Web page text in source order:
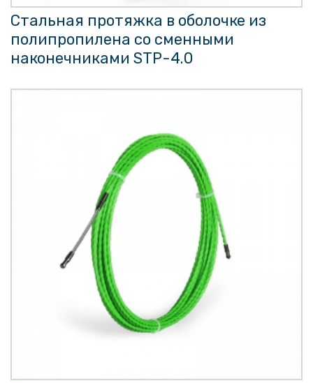
Стальная протяжка в оболочке из
полипропилена со сменными
наконечниками STP-4.0